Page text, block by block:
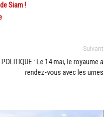
Siam !
Suivant
: Le 14 mai, le royaume a
rendez-vous avec les urnes